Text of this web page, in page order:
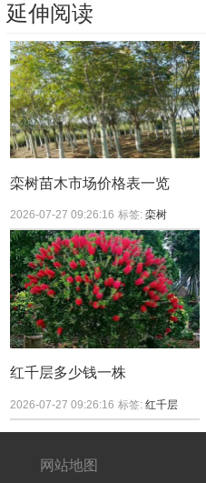
延伸阅读
栾树苗木市场价格表一览
2026-07-27 09:26:16 标签:栾树
红千层多少钱一株
2026-07-27 09:26:16 标签:红千层
网站地图